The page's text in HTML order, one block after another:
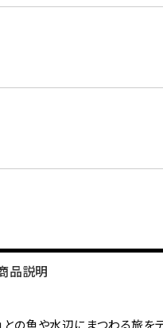
品説明
の魚や水辺にまつわる旅を